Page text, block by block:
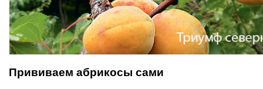
Прививаем абрикосы сами